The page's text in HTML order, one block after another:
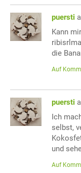
puersti
Kann
die
Auf
puersti
Ich
selbst,
und
Auf